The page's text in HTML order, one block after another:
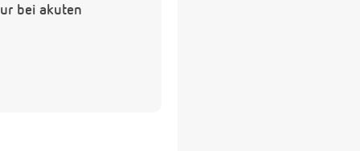
bei akuten